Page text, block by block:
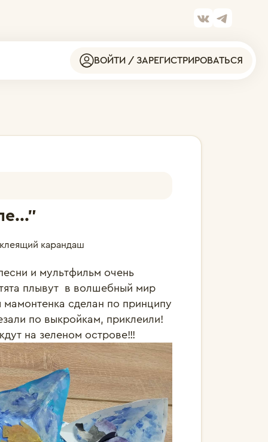
ВОЙТИ / ЗАРЕГИСТРИРОВАТЬСЯ
карандаш
и мультфильм очень
плывут  в волшебный мир
сделан по принципу
по выкройкам, приклеили!
на зеленом острове!!!